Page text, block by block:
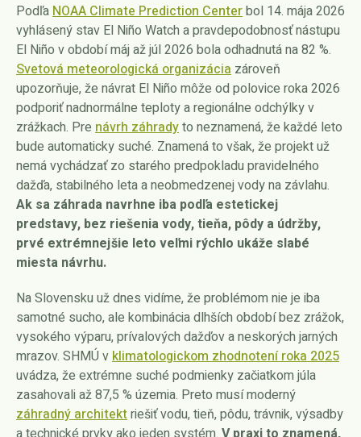
PodľaNOAA Climate Prediction Centerbol 14. mája 2026
vyhlásený stav El Niño Watch a pravdepodobnosť nástupu
El Niño v období máj až júl 2026 bola odhadnutá na 82 %.
Svetová meteorologická organizácia zároveň
upozorňuje, že návrat El Niño môže od polovice roka 2026
podporiť nadnormálne teploty a regionálne odchýlky v
zrážkach. Pre návrh záhradyto neznamená, že každé leto
bude automaticky suché. Znamená to však, že projekt už
nemá vychádzať zo starého predpokladu pravidelného
dažďa, stabilného leta a neobmedzenej vody na závlahu.
Ak sa záhrada navrhne iba podľa estetickej
predstavy, bez riešenia vody, tieňa, pôdy a údržby,
prvé extrémnejšie leto veľmi rýchlo ukáže slabé
miesta návrhu.
Na Slovensku už dnes vidíme, že problémom nie je iba
samotné sucho, ale kombinácia dlhších období bez zrážok,
vysokého výparu, prívalových dažďov a neskorých jarných
mrazov. SHMÚ vklimatologickom zhodnotení roka 2025
uvádza, že extrémne suché podmienky začiatkom júla
zasahovali až 87,5 % územia. Preto musí moderný
záhradný architektriešiť vodu, tieň, pôdu, trávnik, výsadby